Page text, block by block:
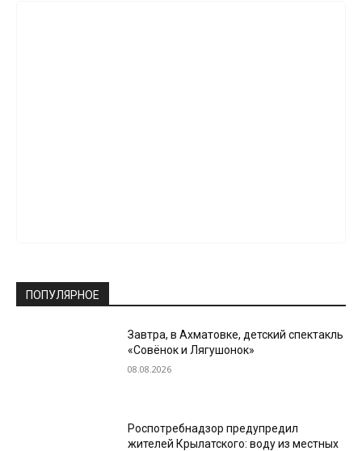
ПОПУЛЯРНОЕ
Завтра, в Ахматовке, детский спектакль
«Совёнок и Лягушонок»
08.08.2026
Роспотребнадзор предупредил
жителей Крылатского: воду из местных